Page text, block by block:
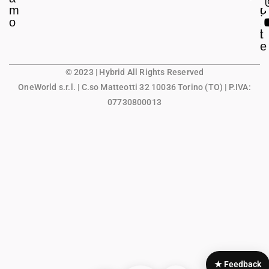
m
o
g
a
l
e
u
n
t
© 2023 | Hybrid All Rights Reserved
OneWorld s.r.l. | C.so Matteotti 32 10036 Torino (TO) | P.IVA:
07730800013
★ Feedback